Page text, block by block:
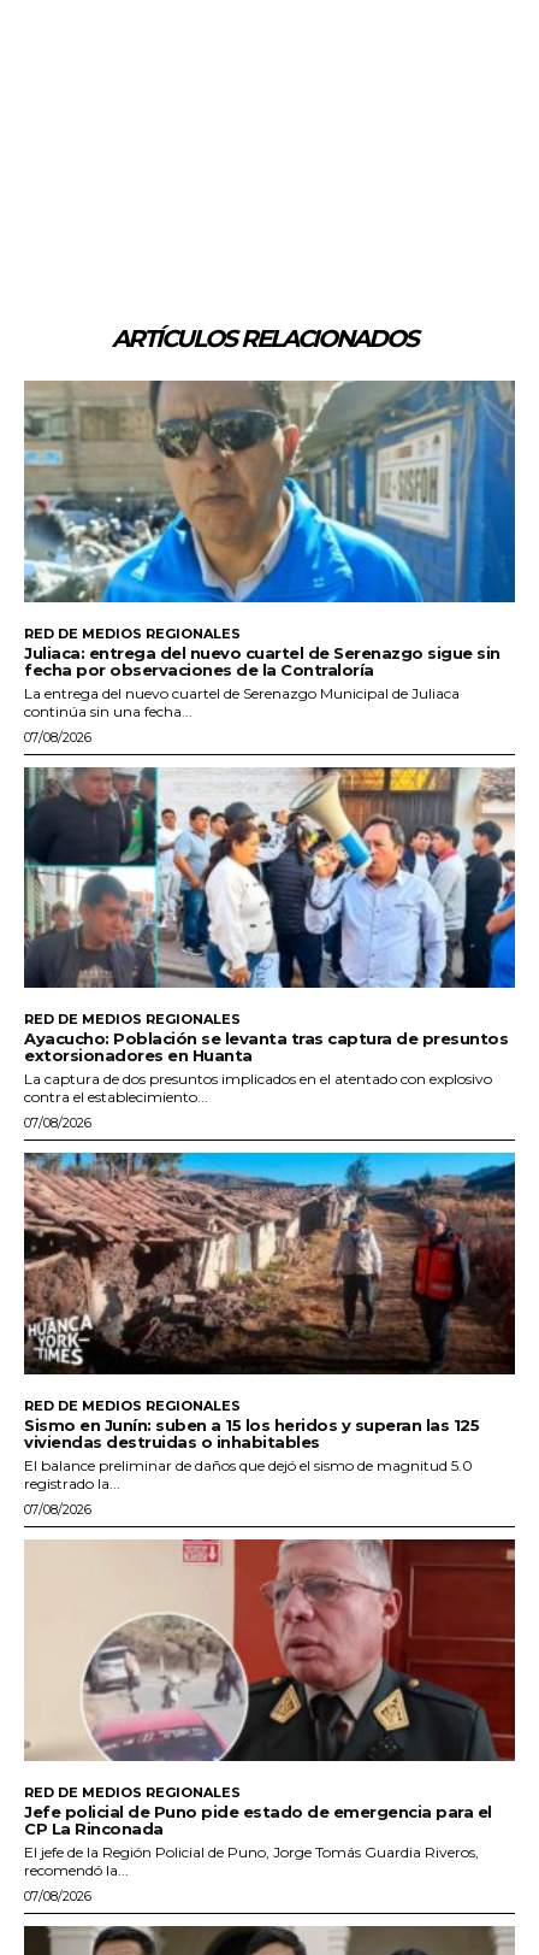
ARTÍCULOS RELACIONADOS
RED DE MEDIOS REGIONALES
Juliaca: entrega del nuevo cuartel de Serenazgo sigue sin
fecha por observaciones de la Contraloría
La entrega del nuevo cuartel de Serenazgo Municipal de Juliaca
continúa sin una fecha...
07/08/2026
RED DE MEDIOS REGIONALES
Ayacucho: Población se levanta tras captura de presuntos
extorsionadores en Huanta
La captura de dos presuntos implicados en el atentado con explosivo
contra el establecimiento...
07/08/2026
RED DE MEDIOS REGIONALES
Sismo en Junín: suben a 15 los heridos y superan las 125
viviendas destruidas o inhabitables
El balance preliminar de daños que dejó el sismo de magnitud 5.0
registrado la...
07/08/2026
RED DE MEDIOS REGIONALES
Jefe policial de Puno pide estado de emergencia para el
CP La Rinconada
El jefe de la Región Policial de Puno, Jorge Tomás Guardia Riveros,
recomendó la...
07/08/2026